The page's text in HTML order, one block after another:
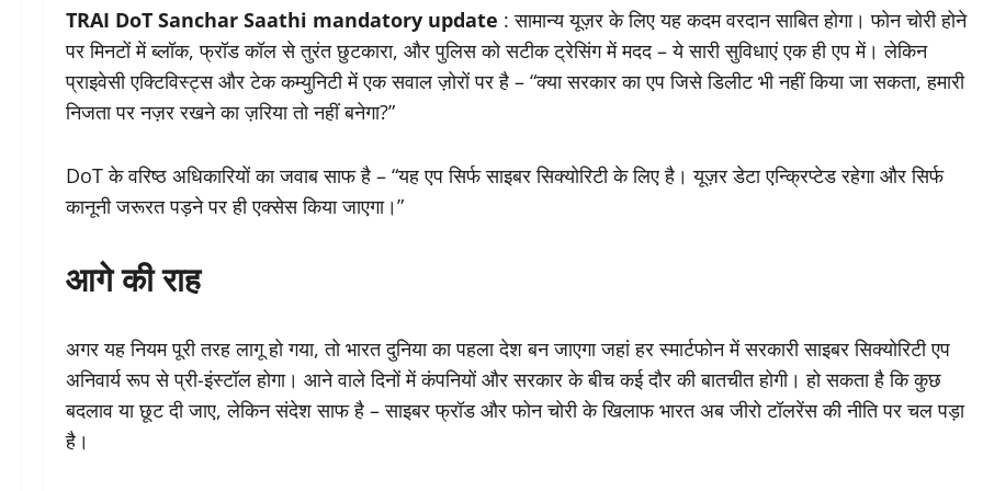
TRAI DoT Sanchar Saathi mandatory update : सामान्य यूज़र के लिए यह कदम वरदान साबित होगा। फोन चोरी होने
पर मिनटों में ब्लॉक, फ्रॉड कॉल से तुरंत छुटकारा, और पुलिस को सटीक ट्रेसिंग में मदद – ये सारी सुविधाएं एक ही एप में। लेकिन
प्राइवेसी एक्टिविस्ट्स और टेक कम्युनिटी में एक सवाल ज़ोरों पर है – “क्या सरकार का एप जिसे डिलीट भी नहीं किया जा सकता, हमारी
निजता पर नज़र रखने का ज़रिया तो नहीं बनेगा?”
DoT के वरिष्ठ अधिकारियों का जवाब साफ है – “यह एप सिर्फ साइबर सिक्योरिटी के लिए है। यूज़र डेटा एन्क्रिप्टेड रहेगा और सिर्फ
कानूनी जरूरत पड़ने पर ही एक्सेस किया जाएगा।”
आगे की राह
अगर यह नियम पूरी तरह लागू हो गया, तो भारत दुनिया का पहला देश बन जाएगा जहां हर स्मार्टफोन में सरकारी साइबर सिक्योरिटी एप
अनिवार्य रूप से प्री-इंस्टॉल होगा। आने वाले दिनों में कंपनियों और सरकार के बीच कई दौर की बातचीत होगी। हो सकता है कि कुछ
बदलाव या छूट दी जाए, लेकिन संदेश साफ है – साइबर फ्रॉड और फोन चोरी के खिलाफ भारत अब जीरो टॉलरेंस की नीति पर चल पड़ा
है।